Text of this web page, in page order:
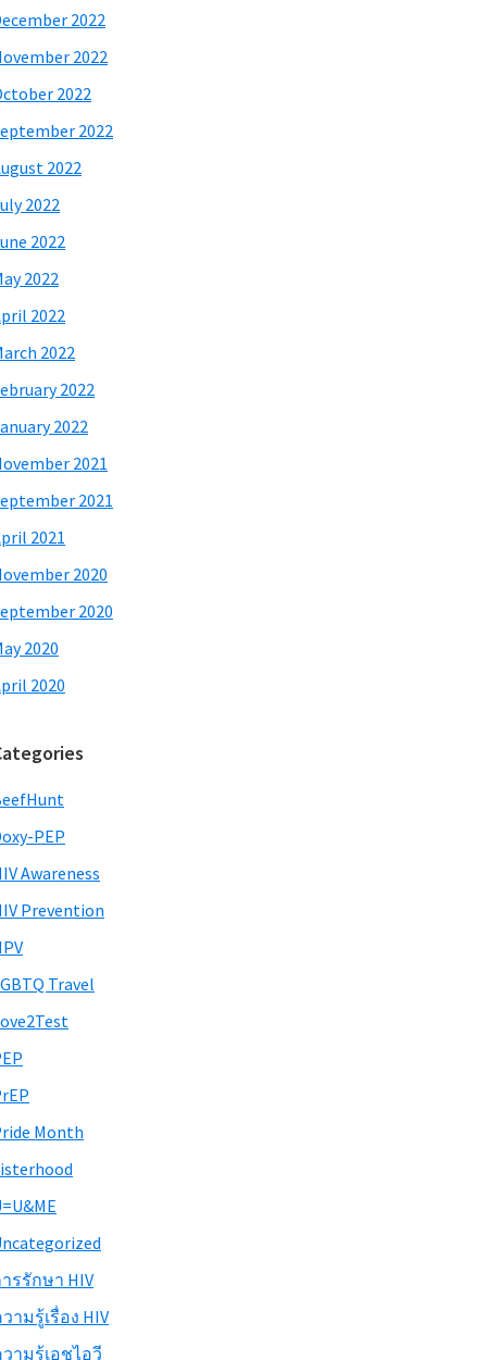
2022
2022
2022
2022
2022
2022
2022
2022
2022
2022
2022
2022
2021
2021
2021
2020
2020
2020
2020
PEP
Awareness
Prevention
Travel
Month
รรักษา HIV
ามรู้เรื่อง HIV
ามรู้เอชไอวี